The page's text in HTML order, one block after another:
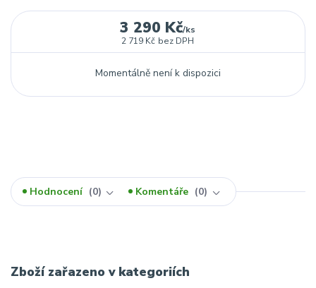
3 290 Kč/ks
2 719 Kč bez DPH
Momentálně není k dispozici
Hodnocení 0 Komentáře 0
Zboží zařazeno v kategoriích